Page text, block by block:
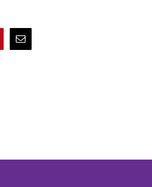
PinterestCorreo
electrónico